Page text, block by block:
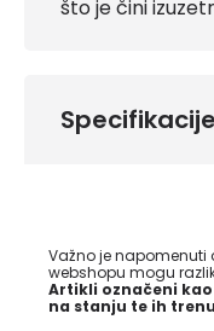
što je čini
Specifikacije
Važno je napomenuti
webshopu mogu
Artikli označeni
na stanju te ih